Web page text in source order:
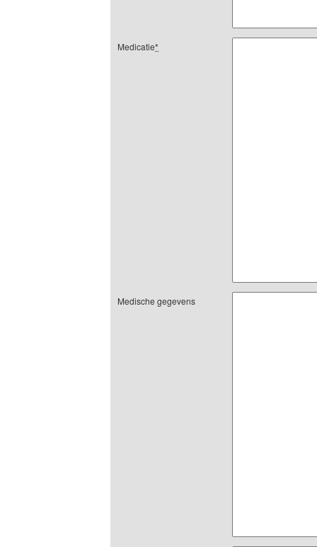
Medicatie*
Medische gegevens